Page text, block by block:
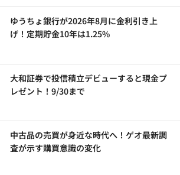
ゆうちょ銀行が2026年8月に金利引き上
げ！定期貯金10年は1.25%
大和証券で投信積立デビューすると現金プ
レゼント！9/30まで
中古品の売買が身近な時代へ！ゲオ最新調
査が示す購買意識の変化